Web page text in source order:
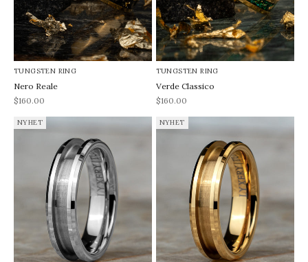
TUNGSTEN RING
Nero Reale
REA-pris
$160.00
TUNGSTEN RING
Verde Classico
REA-pris
$160.00
NYHET NYHET